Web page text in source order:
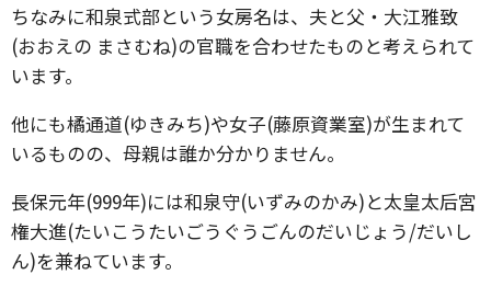
ちなみに和泉式部という女房名は、夫と父・大江雅致
(おおえの まさむね)の官職を合わせたものと考えられて
います。
他にも橘通道(ゆきみち)や女子(藤原資業室)が生まれて
いるものの、母親は誰か分かりません。
長保元年(999年)には和泉守(いずみのかみ)と太皇太后宮
権大進(たいこうたいごうぐうごんのだいじょう/だいし
ん)を兼ねています。